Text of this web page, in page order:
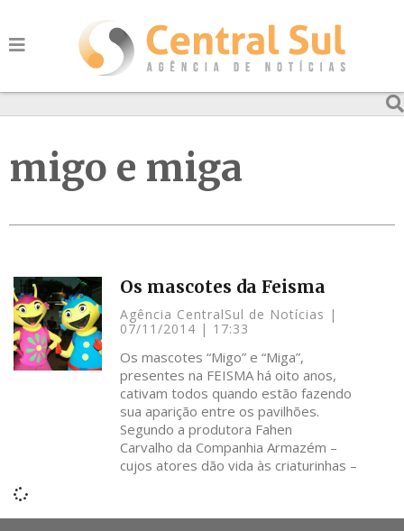
migo e miga
Os mascotes da Feisma
Agência CentralSul de Notícias
07/11/2014
17:33
Os mascotes “Migo” e “Miga”,
presentes na FEISMA há oito anos,
cativam todos quando estão fazendo
sua aparição entre os pavilhões.
Segundo a produtora Fahen
Carvalho da Companhia Armazém –
cujos atores dão vida às criaturinhas –